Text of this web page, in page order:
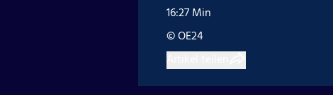
16:27 Min
© OE24